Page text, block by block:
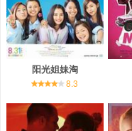
阳光姐妹淘
8.3